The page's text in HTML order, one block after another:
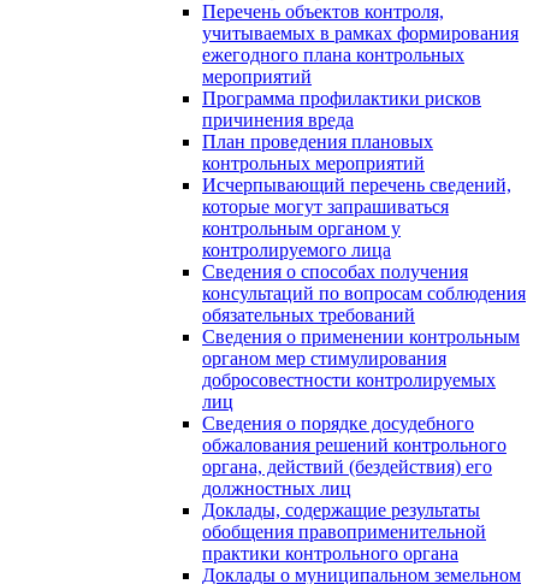
Перечень объектов контроля,
учитываемых в рамках формирования
ежегодного плана контрольных
мероприятий
Программа профилактики рисков
причинения вреда
План проведения плановых
контрольных мероприятий
Исчерпывающий перечень сведений,
которые могут запрашиваться
контрольным органом у
контролируемого лица
Сведения о способах получения
консультаций по вопросам соблюдения
обязательных требований
Сведения о применении контрольным
органом мер стимулирования
добросовестности контролируемых
лиц
Сведения о порядке досудебного
обжалования решений контрольного
органа, действий (бездействия) его
должностных лиц
Доклады, содержащие результаты
обобщения правоприменительной
практики контрольного органа
Доклады о муниципальном земельном